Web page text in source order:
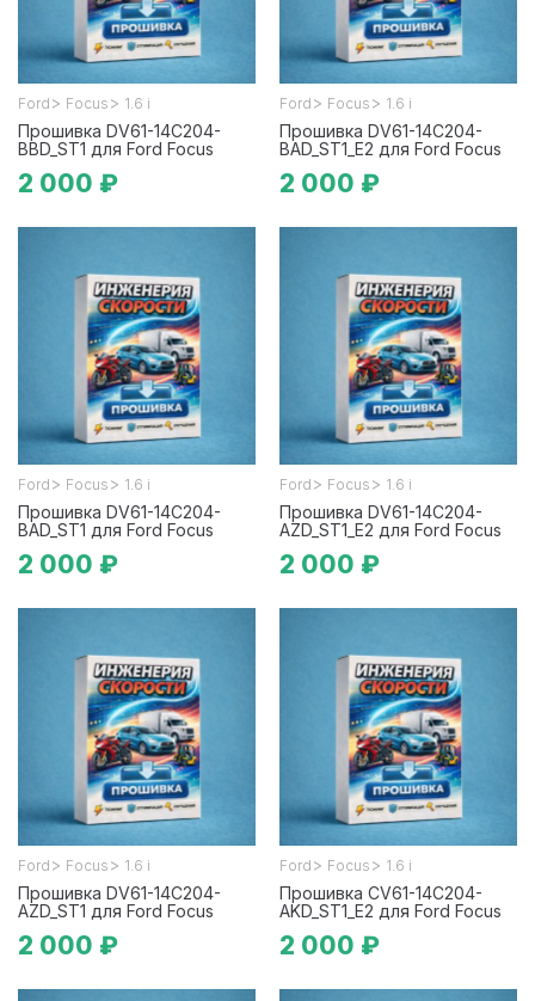
Ford > Focus > 1.6 i
Прошивка DV61-14C204-
BBD_ST1 для Ford Focus
2 000 ₽
Ford > Focus > 1.6 i
Прошивка DV61-14C204-
BAD_ST1_E2 для Ford Focus
2 000 ₽
Ford > Focus > 1.6 i
Прошивка DV61-14C204-
BAD_ST1 для Ford Focus
2 000 ₽
Ford > Focus > 1.6 i
Прошивка DV61-14C204-
AZD_ST1_E2 для Ford Focus
2 000 ₽
Ford > Focus > 1.6 i
Прошивка DV61-14C204-
AZD_ST1 для Ford Focus
2 000 ₽
Ford > Focus > 1.6 i
Прошивка CV61-14C204-
AKD_ST1_E2 для Ford Focus
2 000 ₽